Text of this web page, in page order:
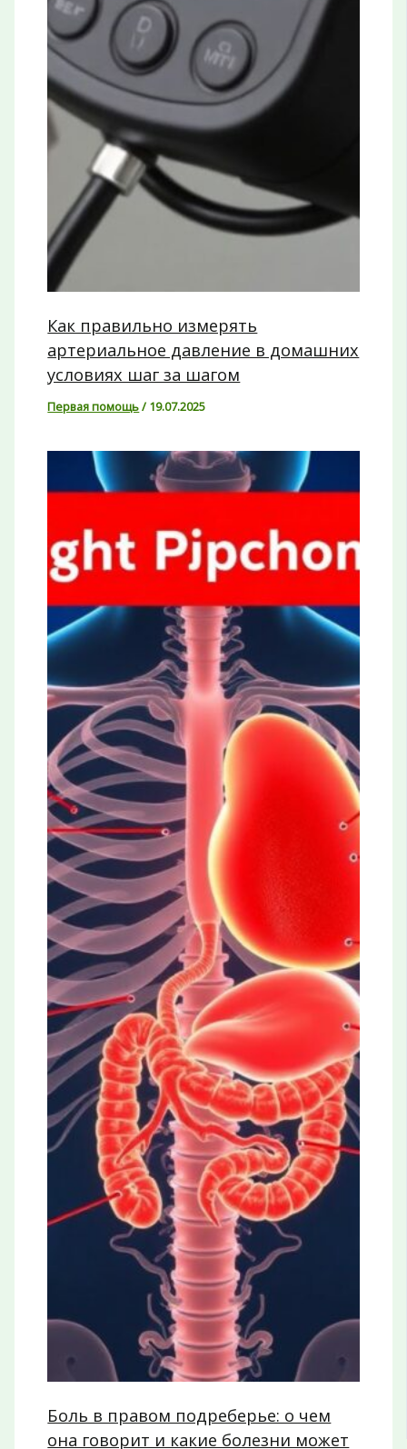
Как правильно измерять
артериальное давление в домашних
условиях шаг за шагом
Первая помощь/ 19.07.2025
Боль в правом подреберье: о чем
она говорит и какие болезни может